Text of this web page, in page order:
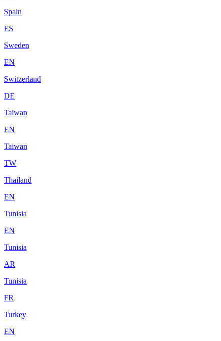
Spain
ES
Sweden
EN
Switzerland
DE
Taiwan
EN
Taiwan
TW
Thailand
EN
Tunisia
EN
Tunisia
AR
Tunisia
FR
Turkey
EN